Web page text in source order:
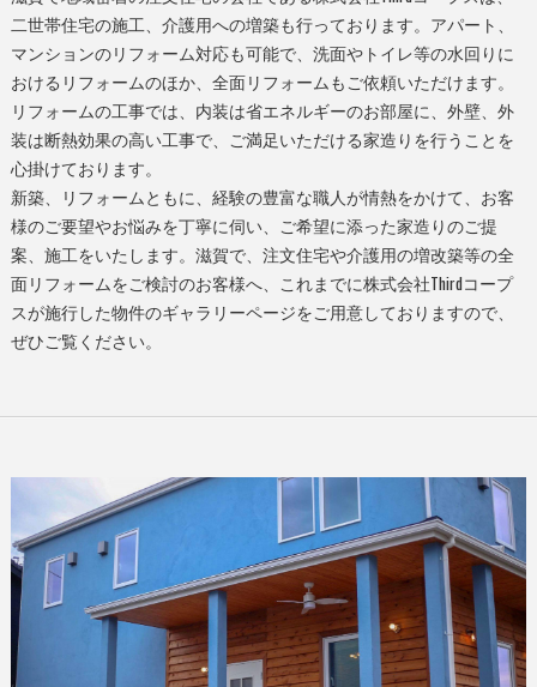
二世帯住宅の施工、介護用への増築も行っております。アパート、
マンションのリフォーム対応も可能で、洗面やトイレ等の水回りに
おけるリフォームのほか、全面リフォームもご依頼いただけます。
リフォームの工事では、内装は省エネルギーのお部屋に、外壁、外
装は断熱効果の高い工事で、ご満足いただける家造りを行うことを
心掛けております。
新築、リフォームともに、経験の豊富な職人が情熱をかけて、お客
様のご要望やお悩みを丁寧に伺い、ご希望に添った家造りのご提
案、施工をいたします。滋賀で、注文住宅や介護用の増改築等の全
面リフォームをご検討のお客様へ、これまでに株式会社Thirdコープ
スが施行した物件のギャラリーページをご用意しておりますので、
ぜひご覧ください。